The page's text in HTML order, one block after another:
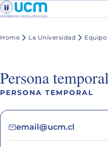
Home La Universidad Equipo
Persona temporal
PERSONA TEMPORAL
email@ucm.cl